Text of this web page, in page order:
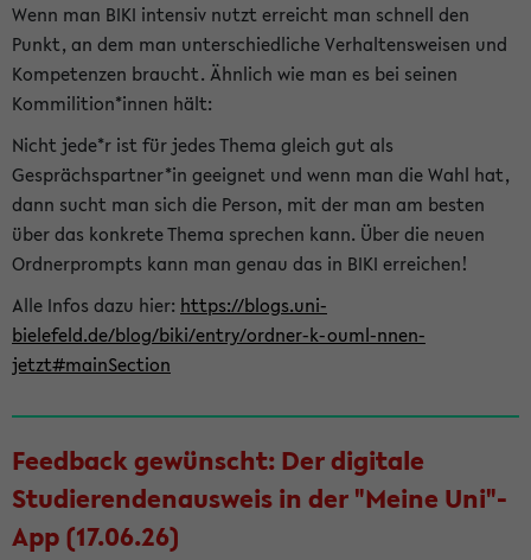
Wenn man BIKI intensiv nutzt erreicht man schnell den
Punkt, an dem man unterschiedliche Verhaltensweisen und
Kompetenzen braucht. Ähnlich wie man es bei seinen
Kommilition*innen hält:
Nicht jede*r ist für jedes Thema gleich gut als
Gesprächspartner*in geeignet und wenn man die Wahl hat,
dann sucht man sich die Person, mit der man am besten
über das konkrete Thema sprechen kann. Über die neuen
Ordnerprompts kann man genau das in BIKI erreichen!
Alle Infos dazu hier: https://blogs.uni-
bielefeld.de/blog/biki/entry/ordner-k-ouml-nnen-
jetzt#mainSection
Feedback gewünscht: Der digitale
Studierendenausweis in der "Meine Uni"-
App (17.06.26)